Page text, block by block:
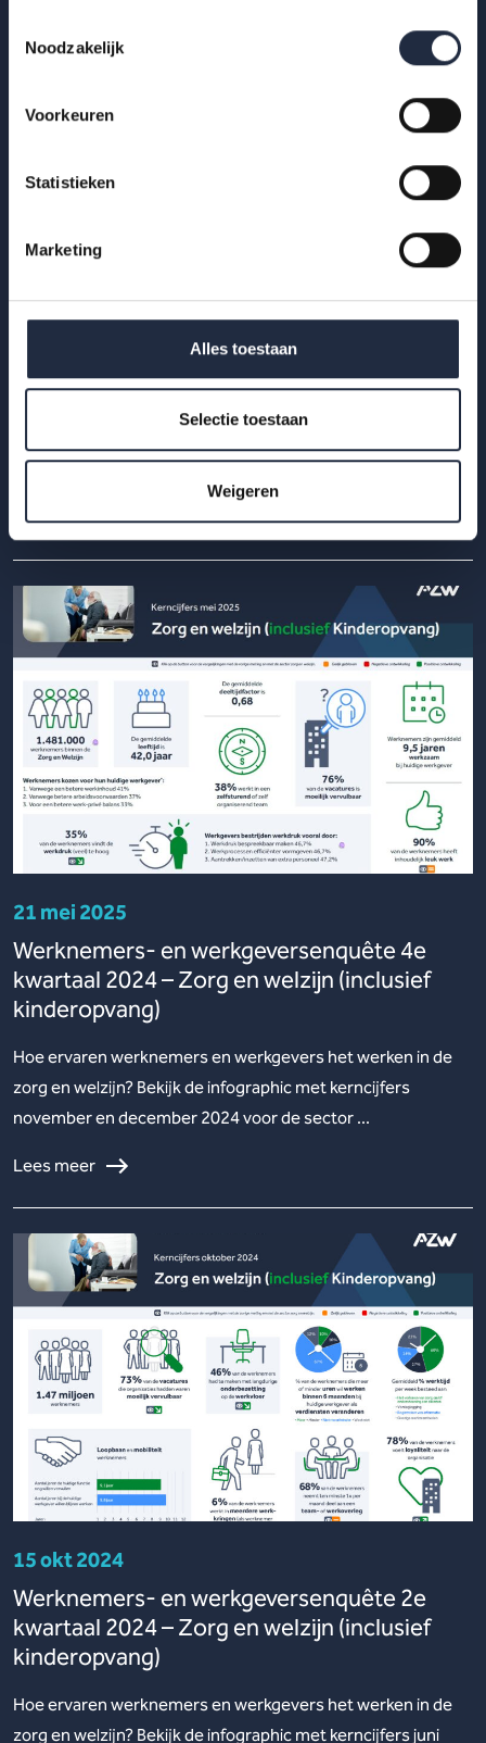
Noodzakelijk
Voorkeuren
Statistieken
Marketing
Alles toestaan
Selectie toestaan
Weigeren
21 okt 2025
arbeidsomstandigheden in zorg en welzijn
(inclusief kinderopvang)
zorg en welzijn? Bekijk de infographic met kerncijfers 2025.
Lees meer
21 mei 2025
Werknemers- en werkgeversenquête 4e
kwartaal 2024 – Zorg en welzijn (inclusief
kinderopvang)
Hoe ervaren werknemers en werkgevers het werken in de
zorg en welzijn? Bekijk de infographic met kerncijfers
november en december 2024 voor de sector ...
Lees meer
15 okt 2024
Werknemers- en werkgeversenquête 2e
kwartaal 2024 – Zorg en welzijn (inclusief
kinderopvang)
Hoe ervaren werknemers en werkgevers het werken in de
zorg en welzijn? Bekijk de infographic met kerncijfers juni